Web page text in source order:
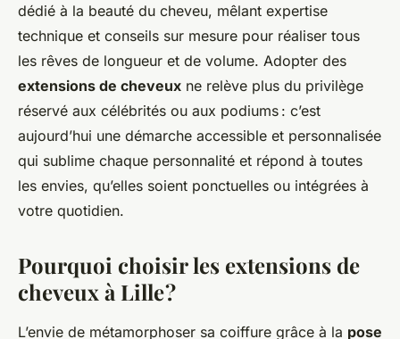
dédié à la beauté du cheveu, mêlant expertise
technique et conseils sur mesure pour réaliser tous
les rêves de longueur et de volume. Adopter des
extensions de cheveux ne relève plus du privilège
réservé aux célébrités ou aux podiums : c’est
aujourd’hui une démarche accessible et personnalisée
qui sublime chaque personnalité et répond à toutes
les envies, qu’elles soient ponctuelles ou intégrées à
votre quotidien.
Pourquoi choisir les extensions de
cheveux à Lille ?
L’envie de métamorphoser sa coiffure grâce à la pose